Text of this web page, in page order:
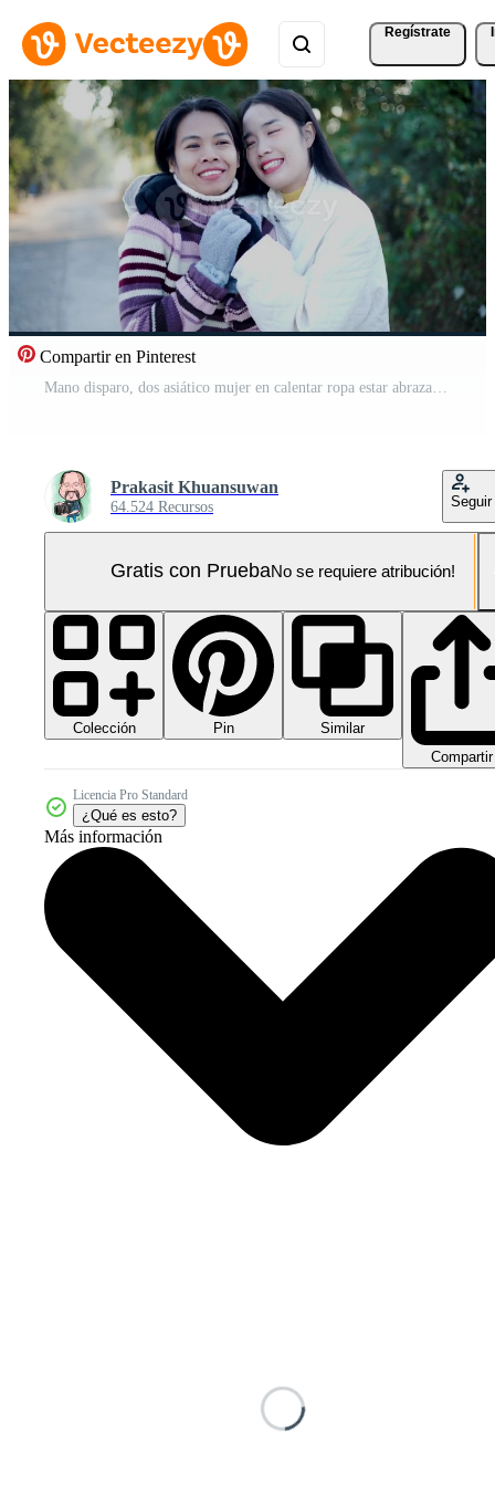
Regístrate
Compartir en Pinterest
Prakasit Khuansuwan
64.524 Recursos Seguir
Gratis con PruebaNo se requiere atribución!
Colección Pin
Similar
Compartir
Licencia Pro Standard
¿Qué es esto?
Más información